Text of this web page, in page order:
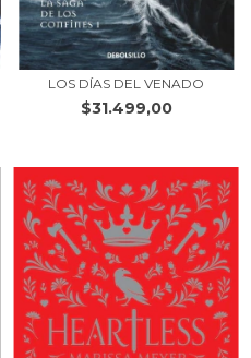
LOS DÍAS DEL VENADO
$31.499,00